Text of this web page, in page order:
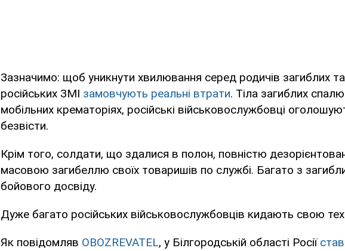
Зазначимо: щоб уникнути хвилювання серед родичів загиблих та
російських ЗМІ замовчують реальні втрати. Тіла загиблих
мобільних крематоріях, російські військовослужбовці
безвісти.
Крім того, солдати, що здалися в полон, повністю
масовою загибеллю своїх товаришів по службі. Багато з
бойового досвіду.
Дуже багато російських військовослужбовців кидають свою
Як повідомляв OBOZREVATEL, у Білгородській області Росії